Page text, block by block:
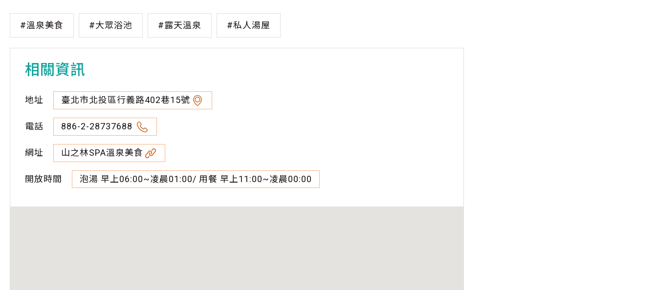
#溫泉美食 #大眾浴池 #露天溫泉 #私人湯屋
相關資訊
地址 臺北市北投區行義路402巷15號
電話 886-2-28737688
網址 山之林SPA溫泉美食
開放時間 泡湯 早上06:00~凌晨01:00/ 用餐 早上11:00~凌晨00:00